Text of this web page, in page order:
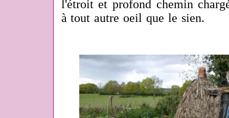
l'étroit et profond chemin
à tout autre oeil que le sien.